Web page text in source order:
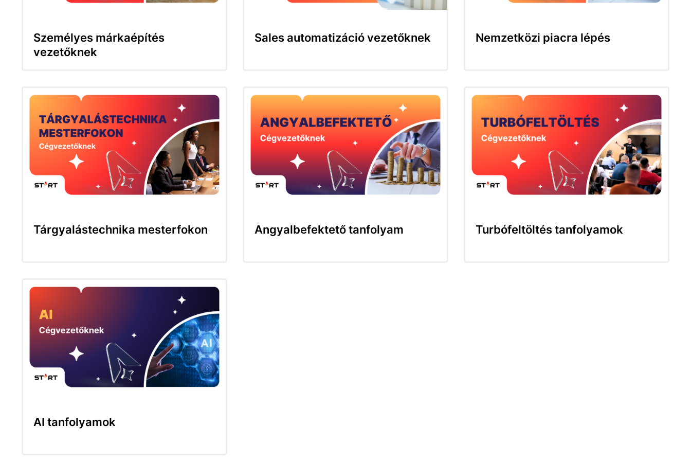
Személyes márkaépítés
vezetőknek
Sales automatizáció vezetőknek Nemzetközi piacra lépés
Tárgyalástechnika mesterfokon Angyalbefektető tanfolyam Turbófeltöltés tanfolyamok
AI tanfolyamok